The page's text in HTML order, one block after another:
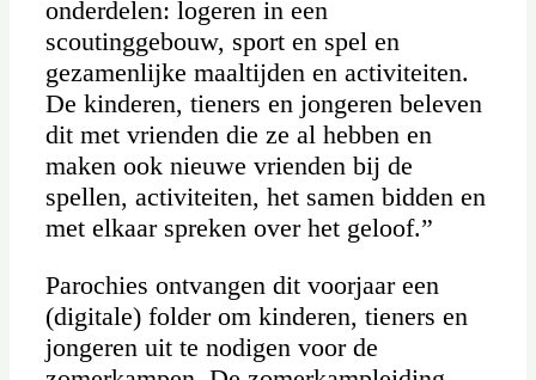
onderdelen: logeren in een
scoutinggebouw, sport en spel en
gezamenlijke maaltijden en activiteiten.
De kinderen, tieners en jongeren beleven
dit met vrienden die ze al hebben en
maken ook nieuwe vrienden bij de
spellen, activiteiten, het samen bidden en
met elkaar spreken over het geloof.”
Parochies ontvangen dit voorjaar een
(digitale) folder om kinderen, tieners en
jongeren uit te nodigen voor de